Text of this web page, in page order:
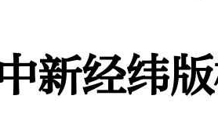
经纬版